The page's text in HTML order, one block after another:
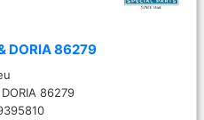
DORIA 86279
86279